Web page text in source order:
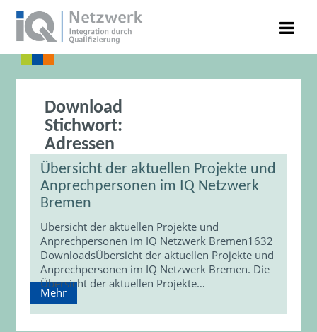
Download
Stichwort:
Adressen
Übersicht der aktuellen Projekte und
Anprechpersonen im IQ Netzwerk
Bremen
Übersicht der aktuellen Projekte und
Anprechpersonen im IQ Netzwerk Bremen1632
DownloadsÜbersicht der aktuellen Projekte und
Anprechpersonen im IQ Netzwerk Bremen. Die
Übersicht der aktuellen Projekte…
Mehr